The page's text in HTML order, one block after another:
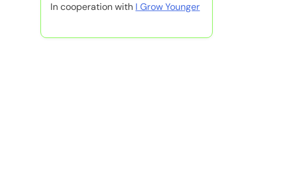
In cooperation with I Grow Younger